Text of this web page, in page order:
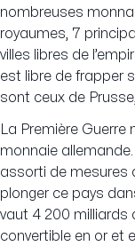
nombreuses
royaumes, 7
villes libres de
est libre de frapper
sont ceux de Prusse,
La Première
monnaie
assorti de mesures
plonger ce pays
vaut 4 200 milliards
convertible en or et